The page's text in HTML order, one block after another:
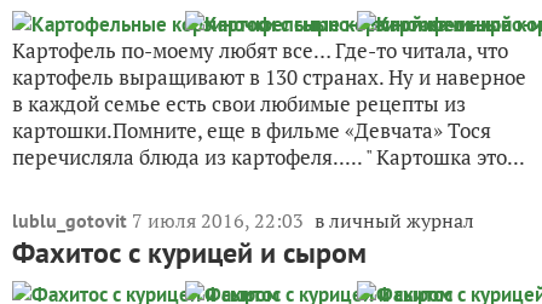
Картофель по-моему любят все… Где-то читала, что
картофель выращивают в 130 странах. Ну и наверное
в каждой семье есть свои любимые рецепты из
картошки.Помните, еще в фильме «Девчата» Тося
перечисляла блюда из картофеля..... " Картошка это...
lublu_gotovit 7 июля 2016, 22:03 в личный журнал
Фахитос с курицей и сыром